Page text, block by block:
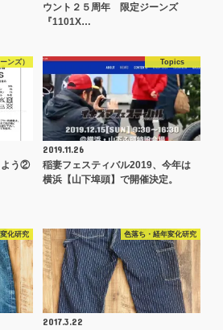
ウント２５周年 限定ジーンズ
『1101X…
ンズ）
よう②
Topics
2019.11.26
稲妻フェスティバル2019、今年は
横浜【山下埠頭】で開催決定。
化研究 色落ち・経年変化研究
2017.3.22